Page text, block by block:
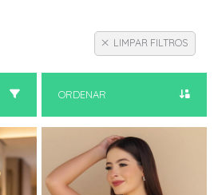
LIMPAR FILTROS
ORDENAR